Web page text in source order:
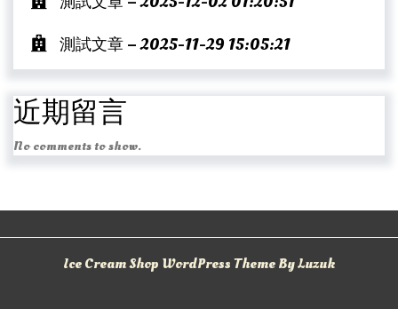
測試文章 – 2025-11-29 15:05:21
近期留言
No comments to show.
Ice Cream Shop WordPress Theme By Luzuk